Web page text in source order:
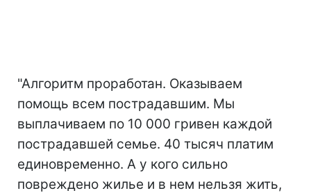
"Алгоритм проработан. Оказываем
помощь всем пострадавшим. Мы
выплачиваем по 10 000 гривен каждой
пострадавшей семье. 40 тысяч платим
единовременно. А у кого сильно
повреждено жилье и в нем нельзя жить,